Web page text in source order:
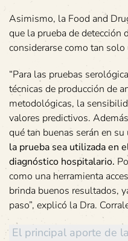
Asimismo, la Food and
que la prueba de detección
considerarse como tan solo
“Para las pruebas
técnicas de producción de
metodológicas, la
valores predictivos.
qué tan buenas serán en su
la prueba sea utilizada en
diagnóstico hospitalario.
como una herramienta
brinda buenos resultados,
paso”, explicó la Dra.
El principal aporte de